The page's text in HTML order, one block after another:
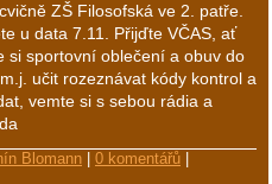
ZŠ Filosofská ve 2. patře.
u data 7.11. Přijďte VČAS, ať
si sportovní oblečení a obuv do
učit rozeznávat kódy kontrol a
vemte si s sebou rádia a
Blomann 0 komentářů